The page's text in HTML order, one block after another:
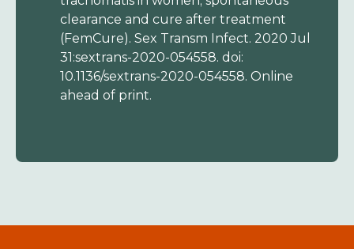
clearance and cure after treatment
(FemCure). Sex Transm Infect. 2020 Jul
31:sextrans-2020-054558. doi:
10.1136/sextrans-2020-054558. Online
ahead of print.